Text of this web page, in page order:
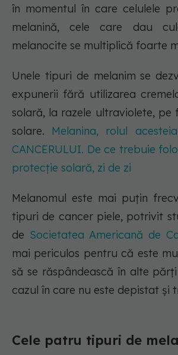
în momentul în care celulele
melanină, cele care dau
melanocite se multiplică foarte
Unele tipuri de melanim se
expunerii fără utilizarea
solară, la razele ultraviolete, pe
solare. Melanina, rolul
CANCERULUI. De ce trebuie
protecție solară, zi de zi
Melanomul este mai puțin
tipuri de cancer piele, potrivit
de Societatea Americană de
mai periculos pentru că este
să se răspândească în alte
cazul în care nu este depistat și
Cele patru tipuri de